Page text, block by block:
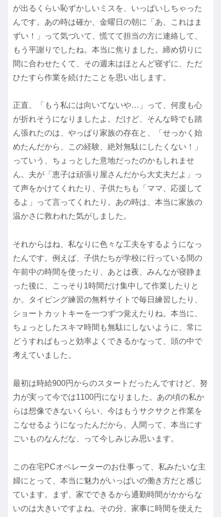
が出るくらい恥ずかしいミスを、いっぱいしちゃった
んです。あの時は確か、金曜日の朝に「あ、これはま
ずい！」って気づいて、慌てて担当の方に連絡して、
もう平謝りでしたね。本当に焦りました。締め切りに
間に合わせたくて、その週末はほとんど寝ずに、ただ
ひたすら作業を続けたことを思い出します。
正直、「もう私には向いてないや…」って、何度も心
が折れそうになりましたよ。だけど、そんな時でも踏
ん張れたのは、やっぱり家族の存在と、「せっかく始
めたんだから、この経験、絶対無駄にしたくない！」
っていう、ちょっとした意地だったのかもしれませ
ん。夫が「恵子は頑張り屋さんだから大丈夫だよ」っ
て声をかけてくれたり、子供たちも「ママ、応援して
るよ」って言ってくれたり。あの時は、本当に家族の
温かさに救われた気がしました。
それからはね、私なりに色々な工夫をするようになっ
たんです。例えば、子供たちが学校に行っている間の
午前中の時間を使ったり、あとは夜、みんなが寝静ま
った後に、こっそり1時間だけ集中して作業したりと
か。タイピング練習の無料サイトで毎日練習したり、
ショートカットキーを一つずつ覚えたりね。本当に、
ちょっとしたスキマ時間も無駄にしないように、常に
どうすればもっと効率よくできるかなって、頭の中で
考えていました。
最初は時給900円からのスタートだったんですけど、努
力が実って今では1100円になりました。あの頃の私か
らは想像できないくらい、今はもうサクサクと作業を
こなせるようになったんだから、人間って、本当にす
ごいものなんだな、って今しみじみ思います。
この在宅PCオペレーターのお仕事って、私みたいな主
婦にとって、本当に魅力がいっぱいの働き方だと感じ
ています。まず、家でできるから通勤時間がかからな
いのは大きいですよね。その分、家事に時間を使えた